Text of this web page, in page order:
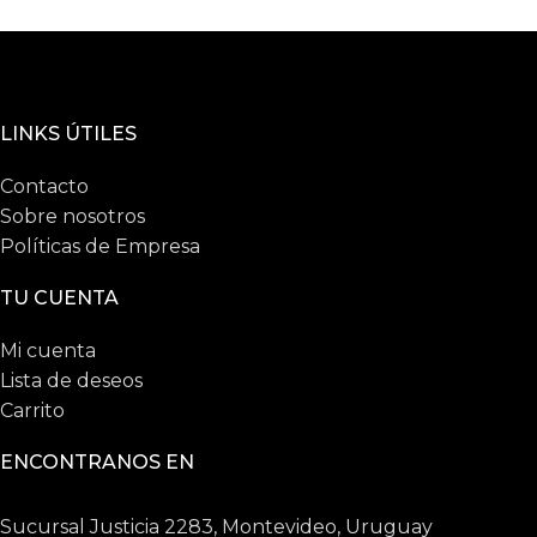
LINKS ÚTILES
Contacto
Sobre nosotros
Políticas de Empresa
TU CUENTA
Mi cuenta
Lista de deseos
Carrito
ENCONTRANOS EN
Sucursal Justicia 2283, Montevideo, Uruguay